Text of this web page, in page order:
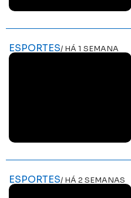
ESPORTES/ HÁ 1 SEMANA
ESPORTES/ HÁ 2 SEMANAS